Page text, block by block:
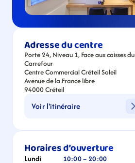
Adresse du centre
Porte 24, Niveau 1, Face aux caisses du
Carrefour
Centre Commercial Créteil Soleil
Avenue de la France libre
94000 Créteil
Voir l'itinéraire
Horaires d’ouverture
Lundi 10:00 – 20:00